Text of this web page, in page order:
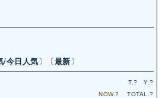
/今日人気 〕〔 最新 〕
T.? Y.?
NOW.? TOTAL.?